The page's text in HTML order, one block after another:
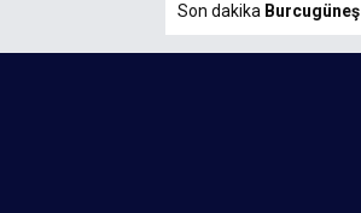
Son dakika Burcugüneş